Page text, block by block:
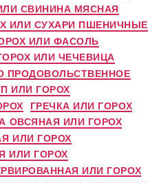
СВИНИНА МЯСНАЯ
ИЛИ СУХАРИ ПШЕНИЧНЫЕ
ИЛИ ФАСОЛЬ
ИЛИ ЧЕЧЕВИЦА
ПРОДОВОЛЬСТВЕННОЕ
ИЛИ ГОРОХ
ГРЕЧКА ИЛИ ГОРОХ
ОВСЯНАЯ ИЛИ ГОРОХ
ИЛИ ГОРОХ
ИЛИ ГОРОХ
ИЛИ ГОРОХ